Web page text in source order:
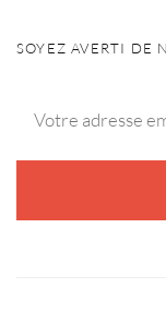
SOYEZ AVERTI DE